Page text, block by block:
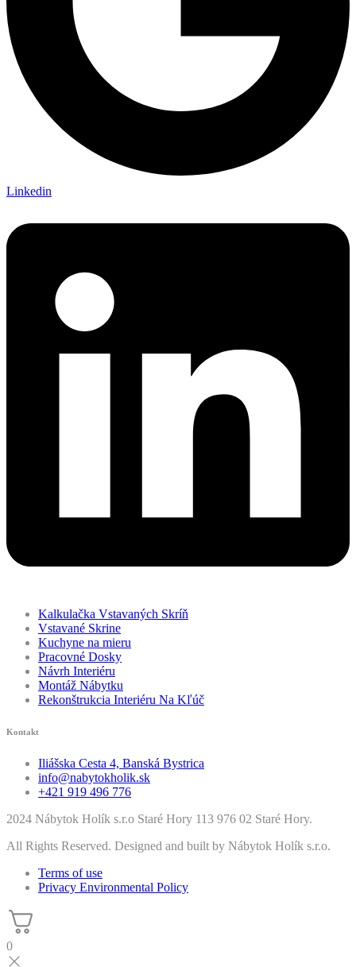
Linkedin
Kalkulačka Vstavaných Skríň
Vstavané Skrine
Kuchyne na mieru
Pracovné Dosky
Návrh Interiéru
Montáž Nábytku
Rekonštrukcia Interiéru Na Kľúč
Kontakt
Iliášska Cesta 4, Banská Bystrica
info@nabytokholik.sk
+421 919 496 776
2024 Nábytok Holík s.r.o Staré Hory 113 976 02 Staré Hory.
All Rights Reserved. Designed and built by Nábytok Holík s.r.o.
Terms of use
Privacy Environmental Policy
0